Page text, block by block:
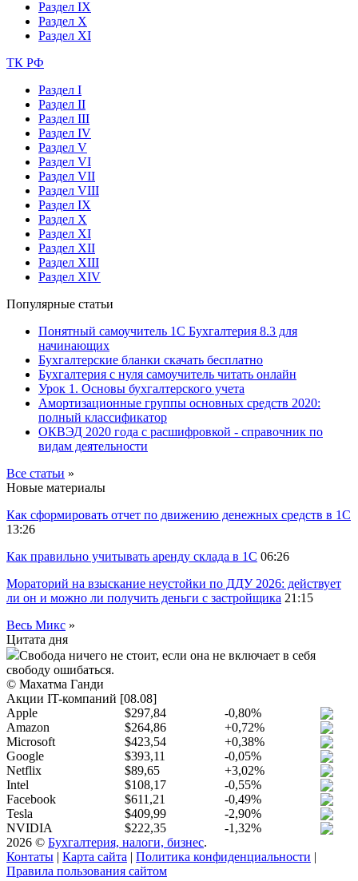
Раздел IX
Раздел X
Раздел XI
ТК РФ
Раздел I
Раздел II
Раздел III
Раздел IV
Раздел V
Раздел VI
Раздел VII
Раздел VIII
Раздел IX
Раздел X
Раздел XI
Раздел XII
Раздел XIII
Раздел XIV
Популярные статьи
Понятный самоучитель 1С Бухгалтерия 8.3 для
начинающих
Бухгалтерские бланки скачать бесплатно
Бухгалтерия с нуля самоучитель читать онлайн
Урок 1. Основы бухгалтерского учета
Амортизационные группы основных средств 2020:
полный классификатор
ОКВЭД 2020 года с расшифровкой - справочник по
видам деятельности
Все статьи »
Новые материалы
Как сформировать отчет по движению денежных средств в 1С
13:26
Как правильно учитывать аренду склада в 1С 06:26
Мораторий на взыскание неустойки по ДДУ 2026: действует
ли он и можно ли получить деньги с застройщика 21:15
Весь Микс »
Цитата дня
Свобода ничего не стоит, если она не включает в себя
свободу ошибаться.
© Махатма Ганди
Акции IT-компаний [08.08]
Apple
$297,84
-0,80%
Amazon
$264,86
+0,72%
Microsoft
$423,54
+0,38%
Google
$393,11
-0,05%
Netflix
$89,65
+3,02%
Intel
$108,17
-0,55%
Facebook
$611,21
-0,49%
Tesla
$409,99
-2,90%
NVIDIA
$222,35
-1,32%
2026 © Бухгалтерия, налоги, бизнес.
Контаты | Карта сайта | Политика конфиденциальности |
Правила пользования сайтом